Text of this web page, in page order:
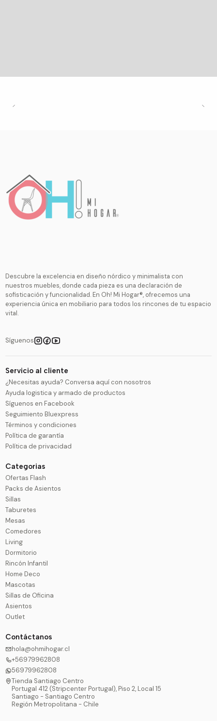
Descubre la excelencia en diseño nórdico y minimalista con
nuestros muebles, donde cada pieza es una declaración de
sofisticación y funcionalidad. En Oh! Mi Hogar®, ofrecemos una
experiencia única en mobiliario para todos los rincones de tu espacio
vital.
Síguenos
Servicio al cliente
¿Necesitas ayuda? Conversa aquí con nosotros
Ayuda logistica y armado de productos
Síguenos en Facebook
Seguimiento Bluexpress
Términos y condiciones
Política de garantía
Política de privacidad
Categorias
Ofertas Flash
Packs de Asientos
Sillas
Taburetes
Mesas
Comedores
Living
Dormitorio
Rincón Infantil
Home Deco
Mascotas
Sillas de Oficina
Asientos
Outlet
Contáctanos
hola@ohmihogar.cl
+56979962808
56979962808
Tienda Santiago Centro
Portugal 412 (Stripcenter Portugal), Piso 2, Local 15
Santiago - Santiago Centro
Región Metropolitana - Chile